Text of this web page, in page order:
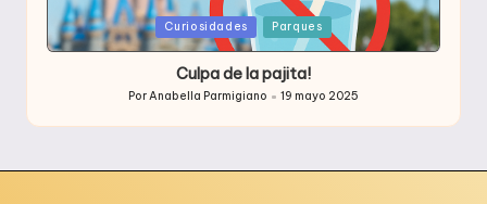
Publicada
en
Curiosidades Parques
Culpa de la pajita!
por
PorAnabella Parmigiano 19 mayo 2025